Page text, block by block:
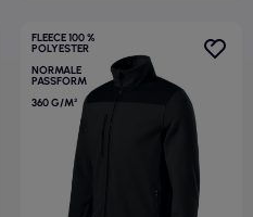
FLEECE 100 %
POLYESTER
NORMALE
PASSFORM
360 G/M²